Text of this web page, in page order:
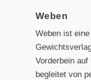
Weben
Weben ist
Vorderbein
begleitet von